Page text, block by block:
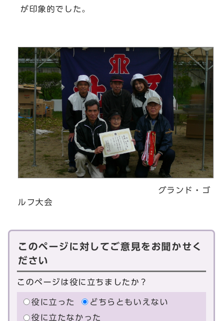
が印象的でした。
グランド・ゴ
ルフ大会
このページに対してご意見をお聞かせく
ださい
このページは役に立ちましたか？
役に立った
どちらともいえない
役に立たなかった